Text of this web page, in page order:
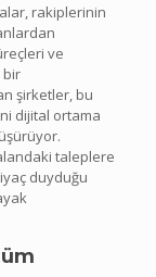
rakiplerinin
ve
bir
şirketler, bu
dijital ortama
taleplere
duyduğu